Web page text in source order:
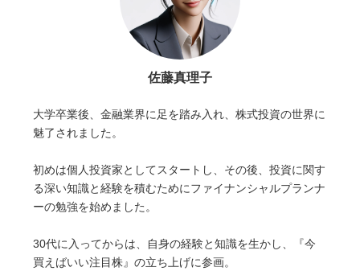
佐藤真理子
大学卒業後、金融業界に足を踏み入れ、株式投資の世界に
魅了されました。
初めは個人投資家としてスタートし、その後、投資に関す
る深い知識と経験を積むためにファイナンシャルプランナ
ーの勉強を始めました。
30代に入ってからは、自身の経験と知識を生かし、『今
買えばいい注目株』の立ち上げに参画。